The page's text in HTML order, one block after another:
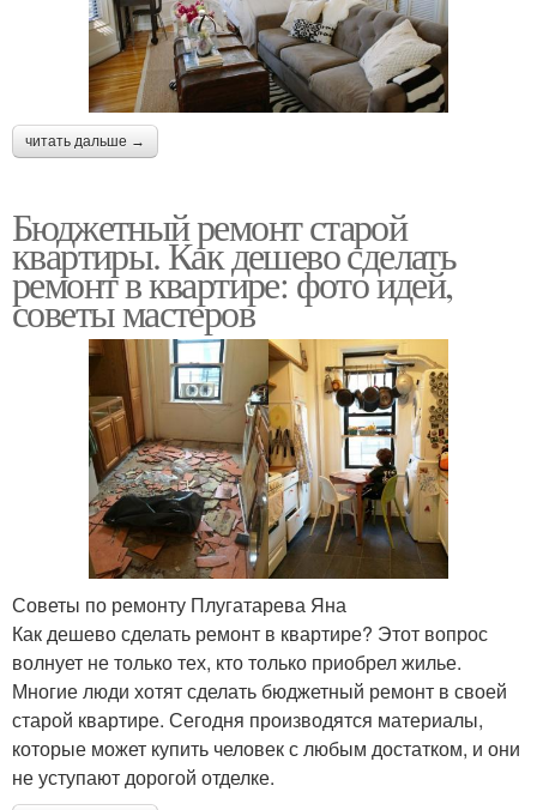
читать дальше →
Бюджетный ремонт старой
квартиры. Как дешево сделать
ремонт в квартире: фото идей,
советы мастеров
Советы по ремонту Плугатарева Яна
Как дешево сделать ремонт в квартире? Этот вопрос
волнует не только тех, кто только приобрел жилье.
Многие люди хотят сделать бюджетный ремонт в своей
старой квартире. Сегодня производятся материалы,
которые может купить человек с любым достатком, и они
не уступают дорогой отделке.